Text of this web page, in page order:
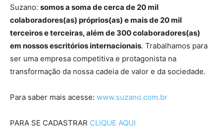
Suzano: somos a soma de cerca de 20 mil
colaboradores(as) próprios(as) e mais de 20 mil
terceiros e terceiras, além de 300 colaboradores(as)
em nossos escritórios internacionais. Trabalhamos para
ser uma empresa competitiva e protagonista na
transformação da nossa cadeia de valor e da sociedade.
Para saber mais acesse: www.suzano.com.br
PARA SE CADASTRAR CLIQUE AQUI